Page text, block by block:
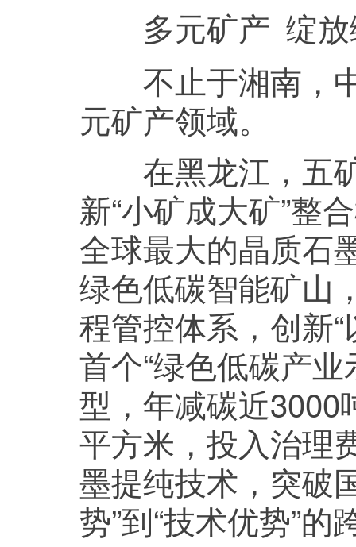
多元矿产 绽放
不止于湘南，中
元矿产领域。
在黑龙江，五矿
新“小矿成大矿”整
全球最大的晶质石
绿色低碳智能矿山
程管控体系，创新
首个“绿色低碳产业
型，年减碳近3000
平方米，投入治理
墨提纯技术，突破
势”到“技术优势”的